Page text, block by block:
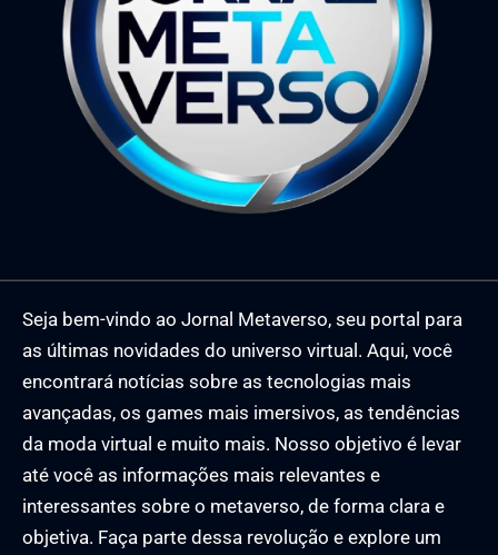
Seja bem-vindo ao Jornal Metaverso, seu portal para
as últimas novidades do universo virtual. Aqui, você
encontrará notícias sobre as tecnologias mais
avançadas, os games mais imersivos, as tendências
da moda virtual e muito mais. Nosso objetivo é levar
até você as informações mais relevantes e
interessantes sobre o metaverso, de forma clara e
objetiva. Faça parte dessa revolução e explore um